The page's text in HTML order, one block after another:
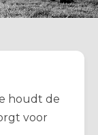
houdt de
voor